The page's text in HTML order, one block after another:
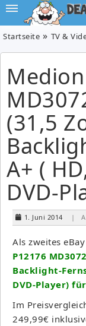
Startseite TV &
(31,5
A+ (
DVD-
1. Juni 2014 |
Als zweites
P12176
Backlight-
DVD-Player)
Im
249,99€